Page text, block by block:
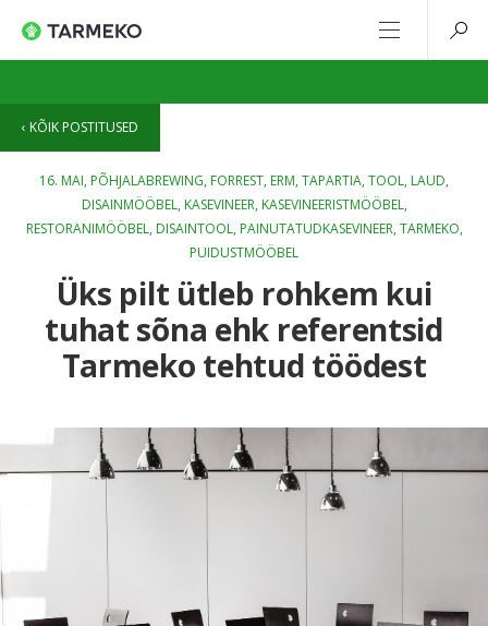
KÕIK POSTITUSED
16. MAI, PÕHJALABREWING, FORREST, ERM, TAPARTIA, TOOL, LAUD,
DISAINMÖÖBEL, KASEVINEER, KASEVINEERISTMÖÖBEL,
RESTORANIMÖÖBEL, DISAINTOOL, PAINUTATUDKASEVINEER, TARMEKO,
PUIDUSTMÖÖBEL
Üks pilt ütleb rohkem kui
tuhat sõna ehk referentsid
Tarmeko tehtud töödest